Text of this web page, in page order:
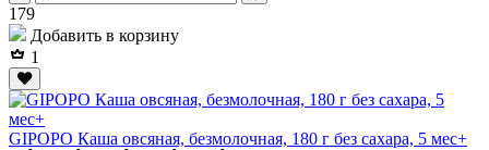
179Р
Добавить в корзину
1
GIPOPO Каша овсяная, безмолочная, 180 г без сахара, 5 мес+